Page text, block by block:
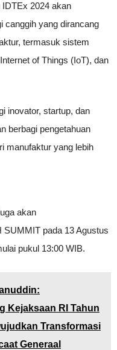
IDTEx 2024 akan
canggih yang dirancang
termasuk sistem
of Things (IoT), dan
inovator, startup, dan
berbagi pengetahuan
manufaktur yang lebih
akan
SUMMIT pada 13 Agustus
pukul 13:00 WIB.
Kejaksaan RI Tahun
Transformasi
Generaal